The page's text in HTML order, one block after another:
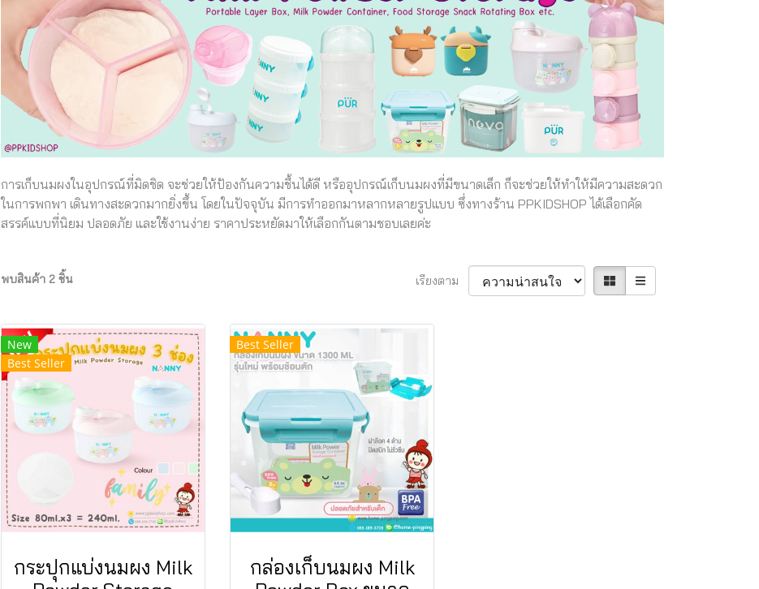
การเก็บนมผงในอุปกรณ์ที่มิดชิด จะช่วยให้ป้องกันความชื้นได้ดี หรืออุปกรณ์เก็บนมผงที่มีขนาดเล็ก ก็จะช่วยให้ทำให้มีความสะดวก
ในการพกพา เดินทางสะดวกมากยิ่งขึ้น โดยในปัจจุบัน มีการทำออกมาหลากหลายรูปแบบ ซึ่งทางร้าน PPKIDSHOP ได้เลือกคัด
สรรค์แบบที่นิยม ปลอดภัย และใช้งานง่าย ราคาประหยัดมาให้เลือกกันตามชอบเลยค่ะ
พบสินค้า 2 ชิ้น เรียงตาม
New
Best Seller
กระปุกแบ่งนมผง Milk
Best Seller
กล่องเก็บนมผง Milk